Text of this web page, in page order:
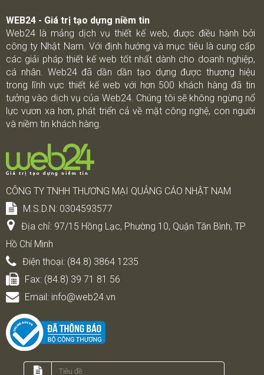
WEB24 - Giá trị tạo dựng niềm tin
Web24 là mảng dịch vụ thiết kế web, được điều hành bởi
công ty Nhật Nam. Với định hướng và mục tiêu là cung cấp
các giải pháp thiết kế web tốt nhất dành cho doanh nghiệp,
cá nhân. Web24 đã dần dần tạo dựng được thương hiệu
trong lĩnh vực thiết kế web với hơn 500 khách hàng đã tin
tưởng vào dịch vụ của Web24. Chúng tôi sẽ không ngừng nổ
lực vươn xa hơn, phát triển cả về mặt công nghệ, con người
và niềm tin khách hàng.
CÔNG TY TNHH THƯƠNG MẠI QUẢNG CÁO NHẬT NAM
M.S.D.N: 0304593577
Địa chỉ: 97/15 Hồng Lạc, Phường 10, Quận Tân Bình, TP
Hồ Chí Minh
Điện thoại: (84.8) 3864 1235
Fax: (84.8) 39 71 81 56
Email: info@web24.vn